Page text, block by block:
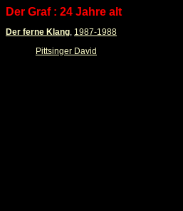
Der Graf : 24 Jahre alt
Der ferne Klang, 1987-1988
Pittsinger David